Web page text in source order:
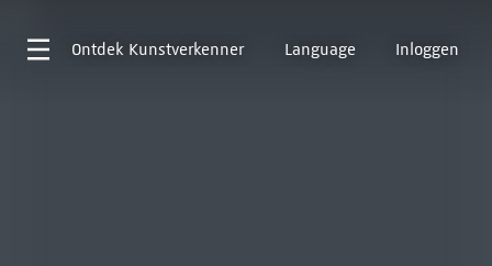
Ontdek Kunstverkenner Language Inloggen